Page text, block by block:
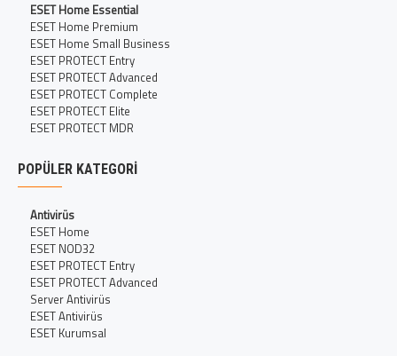
ESET Home Essential
ESET Home Premium
ESET Home Small Business
ESET PROTECT Entry
ESET PROTECT Advanced
ESET PROTECT Complete
ESET PROTECT Elite
ESET PROTECT MDR
POPÜLER KATEGORI
Antivirüs
ESET Home
ESET NOD32
ESET PROTECT Entry
ESET PROTECT Advanced
Server Antivirüs
ESET Antivirüs
ESET Kurumsal